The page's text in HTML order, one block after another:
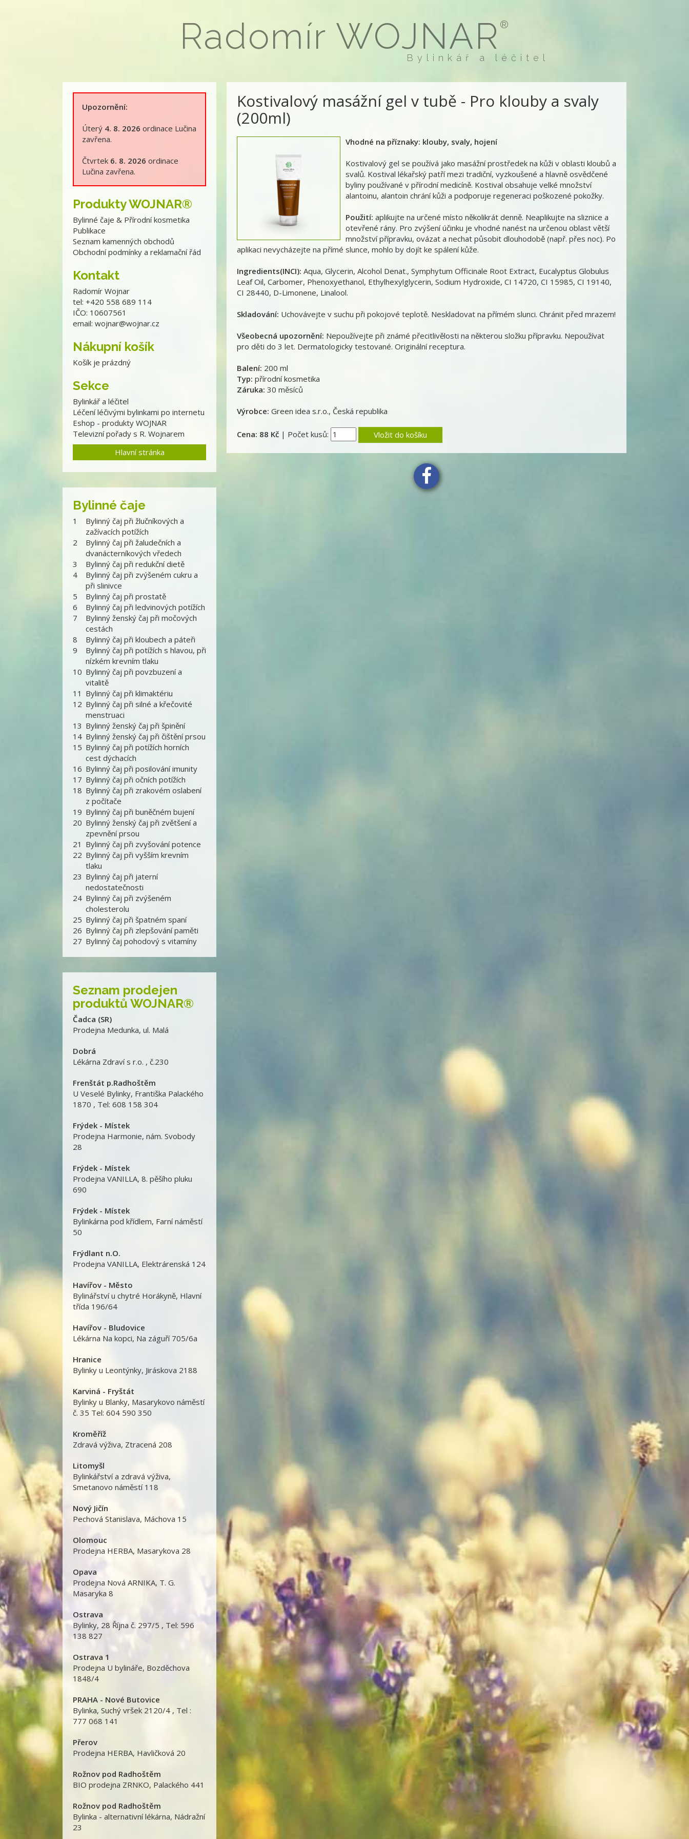
Radomír WOJNAR ®
Bylinkář a léčitel
Upozornění:
Úterý 4. 8. 2026 ordinace Lučina
zavřena.
Čtvrtek 6. 8. 2026 ordinace
Lučina zavřena.
Produkty WOJNAR®
Bylinné čaje & Přírodní kosmetika
Publikace
Seznam kamenných obchodů
Obchodní podmínky a reklamační řád
Kontakt
Radomír Wojnar
tel: +420 558 689 114
IČO: 10607561
email: wojnar@wojnar.cz
Nákupní košík
Košík je prázdný
Sekce
Bylinkář a léčitel
Léčení léčivými bylinkami po internetu
Eshop - produkty WOJNAR
Televizní pořady s R. Wojnarem
Hlavní stránka
Bylinné čaje
1
Bylinný čaj při žlučníkových a
zažívacích potížích
2
Bylinný čaj při žaludečních a
dvanácterníkových vředech
3
Bylinný čaj při redukční dietě
4
Bylinný čaj při zvýšeném cukru a
při slinivce
5
Bylinný čaj při prostatě
6
Bylinný čaj při ledvinových potížích
7
Bylinný ženský čaj při močových
cestách
8
Bylinný čaj při kloubech a páteři
9
Bylinný čaj při potížích s hlavou, při
nízkém krevním tlaku
10 Bylinný čaj při povzbuzení a
vitalitě
11 Bylinný čaj při klimaktériu
12 Bylinný čaj při silné a křečovité
menstruaci
13 Bylinný ženský čaj při špinění
14 Bylinný ženský čaj při čištění prsou
15 Bylinný čaj při potížích horních
cest dýchacích
16 Bylinný čaj při posilování imunity
17 Bylinný čaj při očních potížích
18 Bylinný čaj při zrakovém oslabení
z počítače
19 Bylinný čaj při buněčném bujení
20 Bylinný ženský čaj při zvětšení a
zpevnění prsou
21 Bylinný čaj při zvyšování potence
22 Bylinný čaj při vyšším krevním
tlaku
23 Bylinný čaj při jaterní
nedostatečnosti
24 Bylinný čaj při zvýšeném
cholesterolu
25 Bylinný čaj při špatném spaní
26 Bylinný čaj při zlepšování paměti
27 Bylinný čaj pohodový s vitamíny
Seznam prodejen
produktů WOJNAR®
Čadca (SR)
Prodejna Medunka, ul. Malá
Dobrá
Lékárna Zdraví s r.o. , č.230
Frenštát p.Radhoštěm
U Veselé Bylinky, Františka Palackého
1870 , Tel: 608 158 304
Frýdek - Místek
Prodejna Harmonie, nám. Svobody
28
Frýdek - Místek
Prodejna VANILLA, 8. pěšího pluku
690
Frýdek - Místek
Bylinkárna pod křídlem, Farní náměstí
50
Frýdlant n.O.
Prodejna VANILLA, Elektrárenská 124
Havířov - Město
Bylinářství u chytré Horákyně, Hlavní
třída 196/64
Havířov - Bludovice
Lékárna Na kopci, Na záguří 705/6a
Hranice
Bylinky u Leontýnky, Jiráskova 2188
Karviná - Fryštát
Bylinky u Blanky, Masarykovo náměstí
č. 35 Tel: 604 590 350
Kroměříž
Zdravá výživa, Ztracená 208
Litomyšl
Bylinkářství a zdravá výživa,
Smetanovo náměstí 118
Nový Jičín
Pechová Stanislava, Máchova 15
Olomouc
Prodejna HERBA, Masarykova 28
Opava
Prodejna Nová ARNIKA, T. G.
Masaryka 8
Ostrava
Bylinky, 28 Října č. 297/5 , Tel: 596
138 827
Ostrava 1
Prodejna U bylináře, Bozděchova
1848/4
PRAHA - Nové Butovice
Bylinka, Suchý vršek 2120/4 , Tel :
777 068 141
Přerov
Prodejna HERBA, Havličková 20
Rožnov pod Radhoštěm
BIO prodejna ZRNKO, Palackého 441
Rožnov pod Radhoštěm
Bylinka - alternativní lékárna, Nádražní
23
Kostivalový masážní gel v tubě - Pro klouby a svaly
(200ml)
Vhodné na příznaky: klouby, svaly, hojení
Kostivalový gel se používá jako masážní prostředek na kůži v oblasti kloubů a
svalů. Kostival lékařský patří mezi tradiční, vyzkoušené a hlavně osvědčené
byliny používané v přírodní medicíně. Kostival obsahuje velké množství
alantoinu, alantoin chrání kůži a podporuje regeneraci poškozené pokožky.
Použití: aplikujte na určené místo několikrát denně. Neaplikujte na sliznice a
otevřené rány. Pro zvýšení účinku je vhodné nanést na určenou oblast větší
množství přípravku, ovázat a nechat působit dlouhodobě (např. přes noc). Po
aplikaci nevycházejte na přímé slunce, mohlo by dojít ke spálení kůže.
Ingredients(INCI): Aqua, Glycerin, Alcohol Denat., Symphytum Officinale Root Extract, Eucalyptus Globulus
Leaf Oil, Carbomer, Phenoxyethanol, Ethylhexylglycerin, Sodium Hydroxide, CI 14720, CI 15985, CI 19140,
CI 28440, D-Limonene, Linalool.
Skladování: Uchovávejte v suchu při pokojové teplotě. Neskladovat na přímém slunci. Chránit před mrazem!
Všeobecná upozornění: Nepoužívejte při známé přecitlivělosti na některou složku přípravku. Nepoužívat
pro děti do 3 let. Dermatologicky testované. Originální receptura.
Balení: 200 ml
Typ: přírodní kosmetika
Záruka: 30 měsíců
Výrobce: Green idea s.r.o., Česká republika
Cena: 88 Kč | Počet kusů: Vložit do košíku